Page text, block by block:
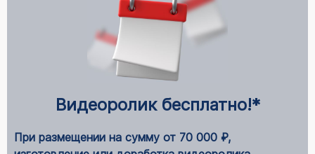
Видеоролик бесплатно!*
При размещении на сумму от 70 000 ₽,